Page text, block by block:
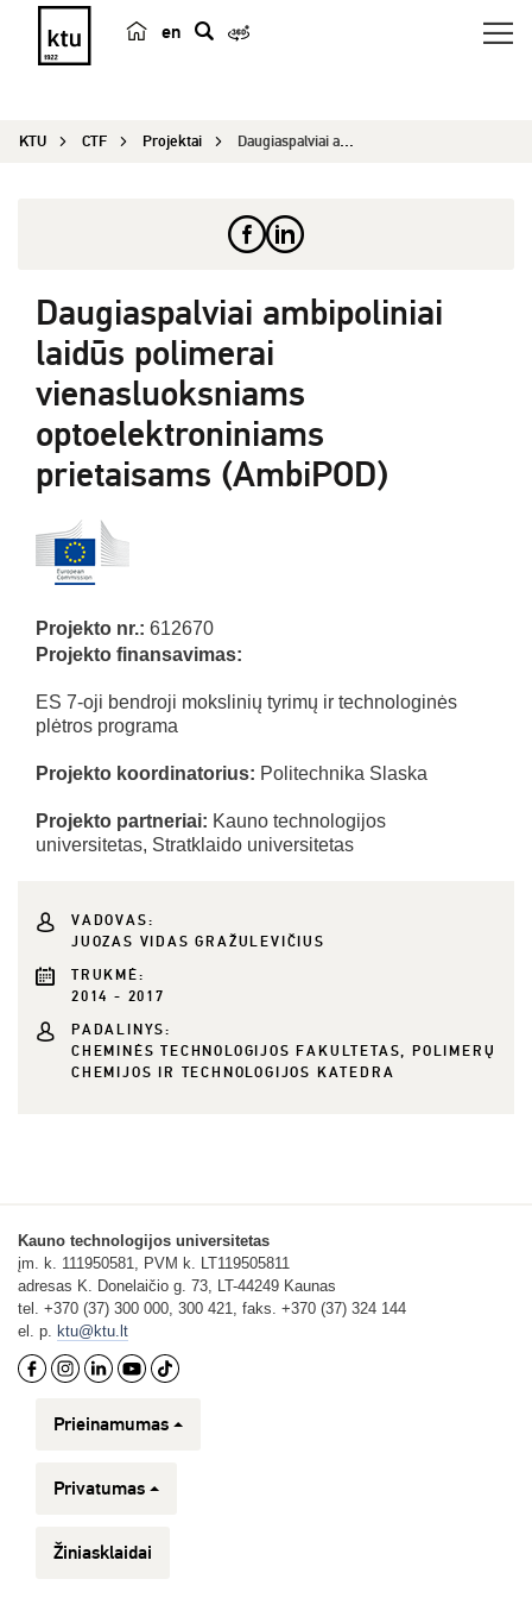
en
e
KTU CTF Projektai Daugiaspalviai ambipoliniai laidūs polimerai vie...
Daugiaspalviai ambipoliniai
laidūs polimerai
vienasluoksniams
optoelektroniniams
prietaisams (AmbiPOD)
Projekto nr.: 612670
Projekto finansavimas:
ES 7-oji bendroji mokslinių tyrimų ir technologinės
plėtros programa
Projekto koordinatorius: Politechnika Slaska
Projekto partneriai: Kauno technologijos
universitetas, Stratklaido universitetas
VADOVAS:
JUOZAS VIDAS GRAŽULEVIČIUS
TRUKMĖ:
2014 - 2017
PADALINYS:
CHEMINĖS TECHNOLOGIJOS FAKULTETAS, POLIMERŲ
CHEMIJOS IR TECHNOLOGIJOS KATEDRA
Kauno technologijos universitetas
įm. k. 111950581, PVM k. LT119505811
adresas K. Donelaičio g. 73, LT-44249 Kaunas
tel. +370 (37) 300 000, 300 421, faks. +370 (37) 324 144
el. p. ktu@ktu.lt
Prieinamumas
Privatumas
Žiniasklaidai